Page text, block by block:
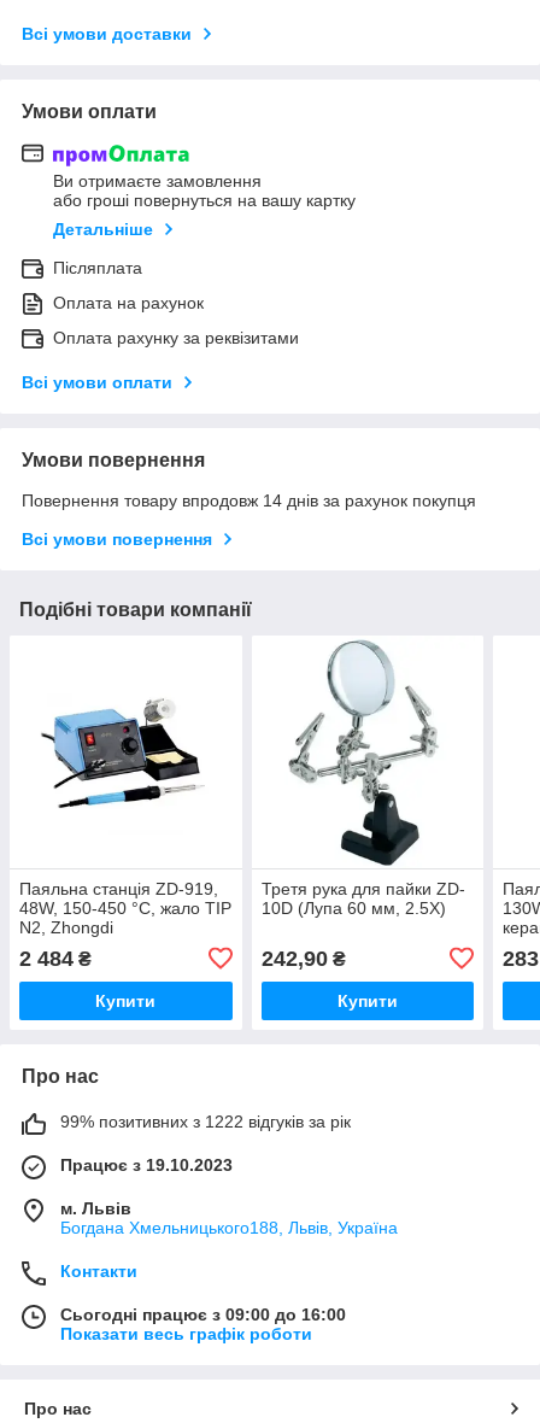
Всі умови доставки
Умови оплати
Ви отримаєте замовлення
або гроші повернуться на вашу картку
Детальніше
Післяплата
Оплата на рахунок
Оплата рахунку за реквізитами
Всі умови оплати
Умови повернення
Повернення товару впродовж 14 днів за рахунок покупця
Всі умови повернення
Подібні товари компанії
Паяльна станція ZD-919,
48W, 150-450 °C, жало TIP
N2, Zhongdi
2 484 ₴
Купити
Третя рука для пайки ZD-
10D (Лупа 60 мм, 2.5X)
242,90₴
Купити
Про нас
99% позитивних з 1222 відгуків за рік
Працює з 19.10.2023
м. Львів
Богдана Хмельницького188, Львів, Україна
Контакти
Сьогодні працює з 09:00 до 16:00
Показати весь графік роботи
Про нас